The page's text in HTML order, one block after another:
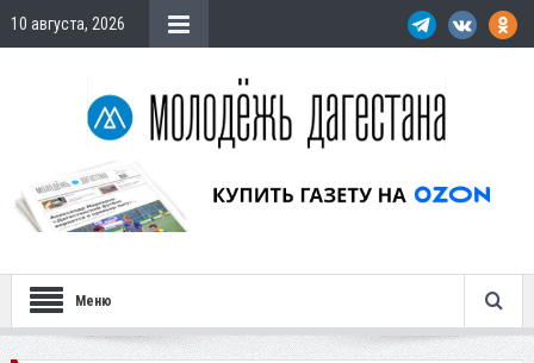
10 августа, 2026
Меню